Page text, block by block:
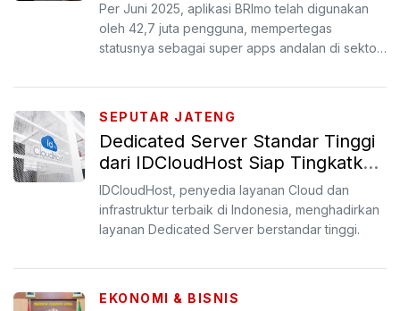
Per Juni 2025, aplikasi BRImo telah digunakan
oleh 42,7 juta pengguna, mempertegas
statusnya sebagai super apps andalan di sektor
SEPUTAR JATENG
Dedicated Server Standar Tinggi
dari IDCloudHost Siap Tingkatkan
Keamanan dan Privasi Data
IDCloudHost, penyedia layanan Cloud dan
infrastruktur terbaik di Indonesia, menghadirkan
layanan Dedicated Server berstandar tinggi.
EKONOMI & BISNIS